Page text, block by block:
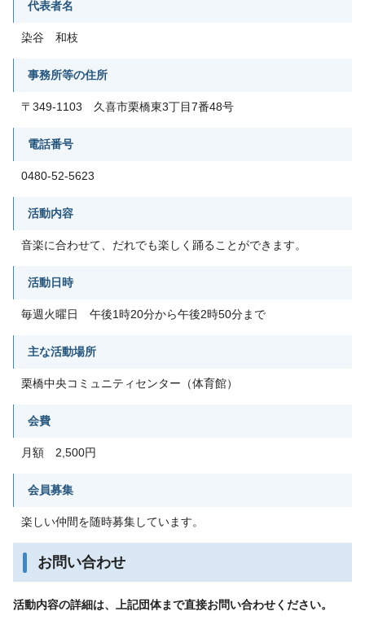
代表者名
染谷 和枝
事務所等の住所
〒349-1103 久喜市栗橋東3丁目7番48号
電話番号
0480-52-5623
活動内容
音楽に合わせて、だれでも楽しく踊ることができます。
活動日時
毎週火曜日 午後1時20分から午後2時50分まで
主な活動場所
栗橋中央コミュニティセンター（体育館）
会費
月額 2,500円
会員募集
楽しい仲間を随時募集しています。
お問い合わせ
活動内容の詳細は、上記団体まで直接お問い合わせください。